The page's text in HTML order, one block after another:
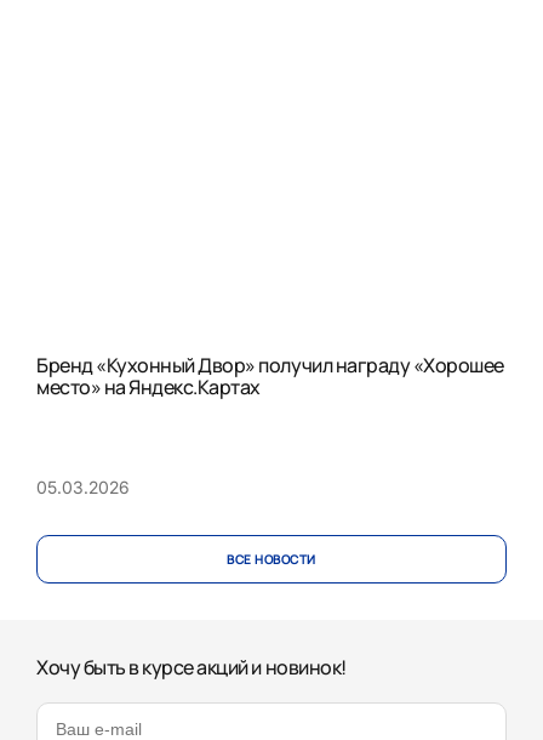
Бренд «Кухонный Двор» получил награду «Хорошее
место» на Яндекс.Картах
05.03.2026
ВСЕ НОВОСТИ
Хочу быть в курсе акций и новинок!